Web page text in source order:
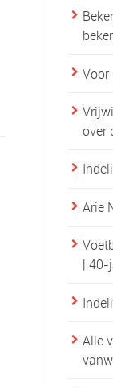
Voor
over
Arie
| 40-
Alle